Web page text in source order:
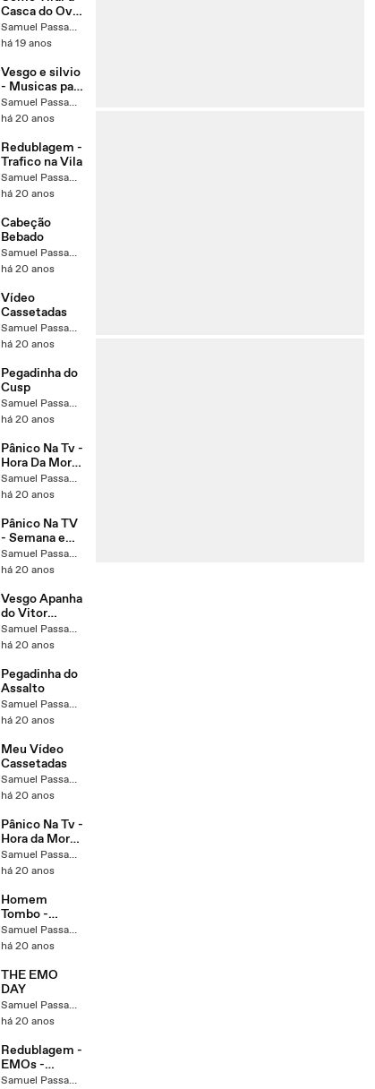
Casca do Ovo
sem Abri-loSamuel Passamani
há 19 anos
Vesgo e silvio
- Musicas para
Luana
Samuel Passamani
há 20 anos
Redublagem -
Trafico na Vila
Samuel Passamani
há 20 anos
Cabeção
Bebado
Samuel Passamani
há 20 anos
Vídeo
Cassetadas
Samuel Passamani
há 20 anos
Pegadinha do
Cusp
Samuel Passamani
há 20 anos
Pânico Na Tv -
Hora Da Morte
2
Samuel Passamani
há 20 anos
Pânico Na TV
- Semana em
Pânico
Samuel Passamani
há 20 anos
Vesgo Apanha
do Vitor
Fasano
Samuel Passamani
há 20 anos
Pegadinha do
Assalto
Samuel Passamani
há 20 anos
Meu Vídeo
Cassetadas
Samuel Passamani
há 20 anos
Pânico Na Tv -
Hora da Morte
1
Samuel Passamani
há 20 anos
Homem
Tombo -
Pânico na TvSamuel Passamani
há 20 anos
THE EMO
DAY
Samuel Passamani
há 20 anos
Redublagem -
EMOs -
Fantástico Samuel Passamani